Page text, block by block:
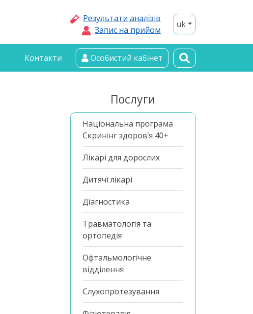
Результати аналізів
Запис на прийом
uk
Контакти Особистий кабінет
Послуги
Національна програма
Скринінг здоров’я 40+
Лікарі для дорослих
Дитячі лікарі
Діагностика
Травматологія та
ортопедія
Офтальмологічне
відділення
Слухопротезування